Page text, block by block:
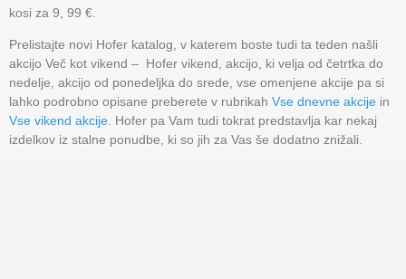
kosi za 9, 99 €.
Prelistajte novi Hofer katalog, v katerem boste tudi ta teden našli
akcijo Več kot vikend – Hofer vikend, akcijo, ki velja od četrtka do
nedelje, akcijo od ponedeljka do srede, vse omenjene akcije pa si
lahko podrobno opisane preberete v rubrikah Vse dnevne akcije in
Vse vikend akcije . Hofer pa Vam tudi tokrat predstavlja kar nekaj
izdelkov iz stalne ponudbe, ki so jih za Vas še dodatno znižali.